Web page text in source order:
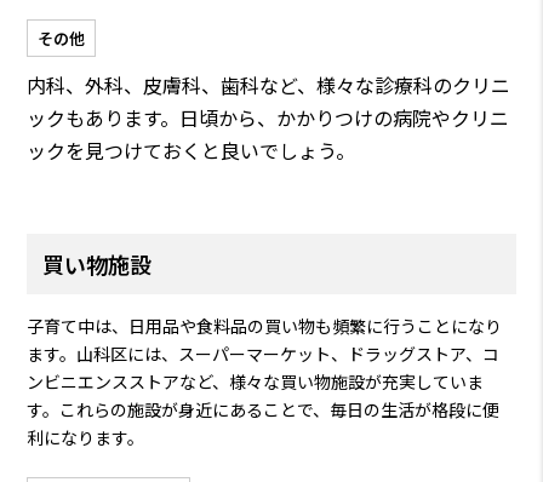
その他
内科、外科、皮膚科、歯科など、様々な診療科のクリニ
ックもあります。日頃から、かかりつけの病院やクリニ
ックを見つけておくと良いでしょう。
買い物施設
子育て中は、日用品や食料品の買い物も頻繁に行うことになり
ます。山科区には、スーパーマーケット、ドラッグストア、コ
ンビニエンスストアなど、様々な買い物施設が充実していま
す。これらの施設が身近にあることで、毎日の生活が格段に便
利になります。